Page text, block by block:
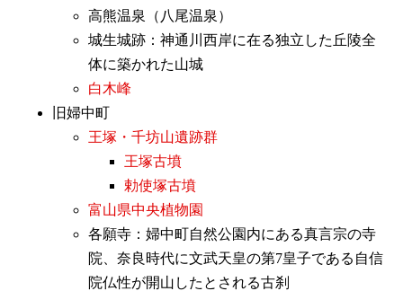
高熊温泉（八尾温泉）
城生城跡：神通川西岸に在る独立した丘陵全
体に築かれた山城
白木峰
旧婦中町
王塚・千坊山遺跡群
王塚古墳
勅使塚古墳
富山県中央植物園
各願寺：婦中町自然公園内にある真言宗の寺
院、奈良時代に文武天皇の第7皇子である自信
院仏性が開山したとされる古刹